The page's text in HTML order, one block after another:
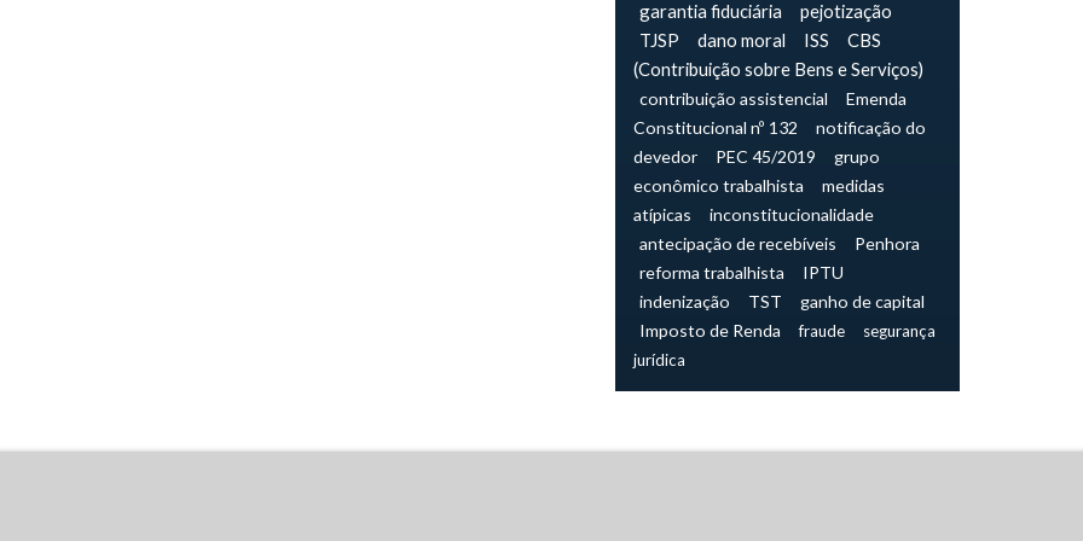
garantia fiduciária
pejotização
TJSP
dano moral ISS
CBS
(Contribuição sobre Bens e Serviços)
contribuição assistencial
Emenda
Constitucional nº 132
notificação do
devedor
PEC 45/2019
grupo
econômico trabalhista
medidas
atípicas
inconstitucionalidade
antecipação de recebíveis
Penhora
reforma trabalhista
IPTU
indenização
TST
ganho de capital
Imposto de Renda
fraude
segurança
jurídica